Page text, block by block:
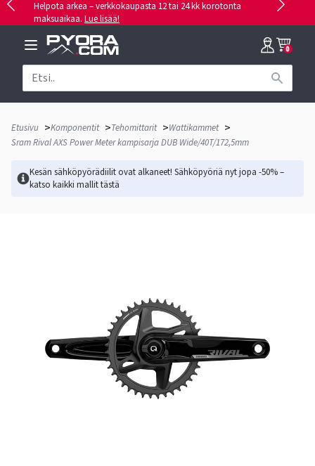
Helpota arkea – verkkokaupasta 12 tai 24 kk korotonta
maksuaikaa. Lue lisää!
0
Etusivu >Komponentit >Tehomittarit >Wattikammet >
Sram Rival AXS Power Meter kampisarja DUB Wide/40T/172,5mm
Kesän sähköpyörädiilit ovat alkaneet! Sähköpyöriä nyt jopa -50% –
katso kaikki mallittästä